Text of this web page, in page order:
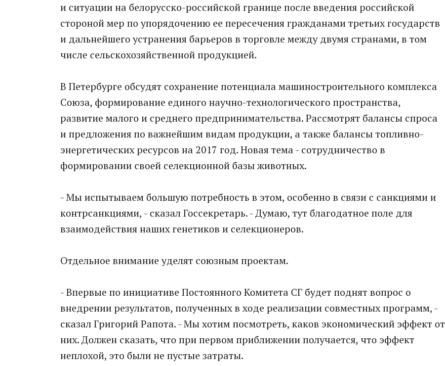
и ситуации на белорусско-российской границе после введения российской
стороной мер по упорядочению ее пересечения гражданами третьих государств
и дальнейшего устранения барьеров в торговле между двумя странами, в том
числе сельскохозяйственной продукцией.
В Петербурге обсудят сохранение потенциала машиностроительного комплекса
Союза, формирование единого научно-технологического пространства,
развитие малого и среднего предпринимательства. Рассмотрят балансы спроса
и предложения по важнейшим видам продукции, а также балансы топливно-
энергетических ресурсов на 2017 год. Новая тема - сотрудничество в
формировании своей селекционной базы животных.
- Мы испытываем большую потребность в этом, особенно в связи с санкциями и
контрсанкциями, - сказал Госсекретарь. - Думаю, тут благодатное поле для
взаимодействия наших генетиков и селекционеров.
Отдельное внимание уделят союзным проектам.
- Впервые по инициативе Постоянного Комитета СГ будет поднят вопрос о
внедрении результатов, полученных в ходе реализации совместных программ, -
сказал Григорий Рапота. - Мы хотим посмотреть, каков экономический эффект от
них. Должен сказать, что при первом приближении получается, что эффект
неплохой, это были не пустые затраты.